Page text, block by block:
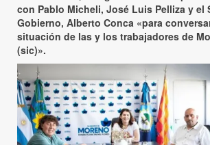
con Pablo Micheli, José Luis Pelliza y el
Gobierno, Alberto Conca «para
situación de las y los trabajadores de
(sic)».